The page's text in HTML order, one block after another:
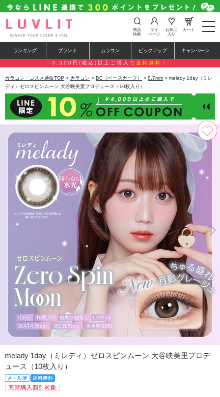
t
o
e
n
a
a
i
o
n
商品
検索
マイ
ページ
お気に
入り
カート
ランキング ブランド カラコン ピックアップ キャンペーン
3,300円(税込)以上ご購入で 送料無料！
カラコン・コスメ通販TOP > カラコン > BC（ベースカーブ） > 8.7mm > melady 1day（ミレ
ディ）ゼロスピンムーン 大谷映美里プロデュース（10枚入り）
melady 1day（ミレディ）ゼロスピンムーン 大谷映美里プロデ
ュース（10枚入り）